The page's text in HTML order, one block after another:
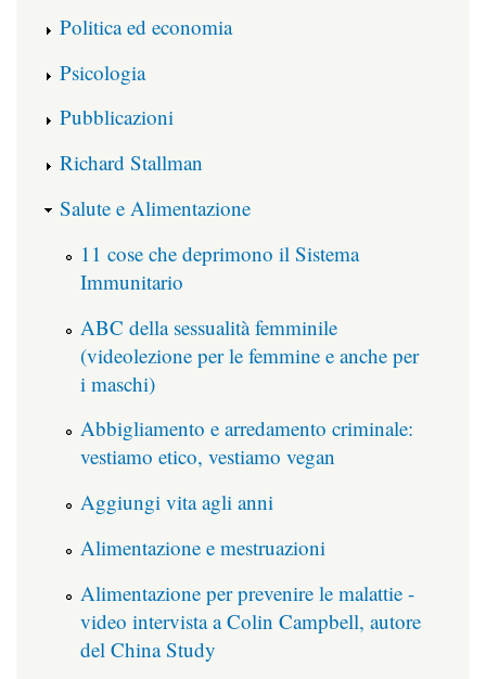
Politica ed economia
Psicologia
Pubblicazioni
Richard Stallman
Salute e Alimentazione
11 cose che deprimono il Sistema
Immunitario
ABC della sessualità femminile
(videolezione per le femmine e anche per
i maschi)
Abbigliamento e arredamento criminale:
vestiamo etico, vestiamo vegan
Aggiungi vita agli anni
Alimentazione e mestruazioni
Alimentazione per prevenire le malattie -
video intervista a Colin Campbell, autore
del China Study